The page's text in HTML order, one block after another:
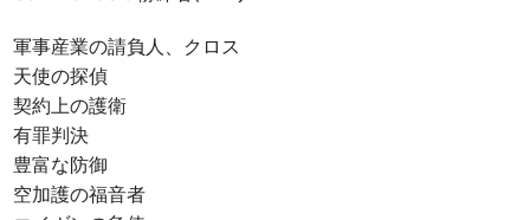
軍事産業の請負人、クロス
天使の探偵
契約上の護衛
有罪判決
豊富な防御
空加護の福音者